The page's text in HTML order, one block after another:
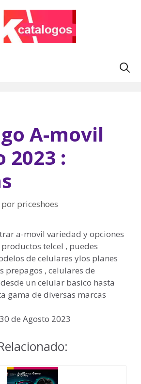
A-movil
2023 :
por priceshoes
a-movil variedad y opciones
telcel , puedes
de celulares ylos planes
prepagos , celulares de
un celular basico hasta
gama de diversas marcas
de Agosto 2023